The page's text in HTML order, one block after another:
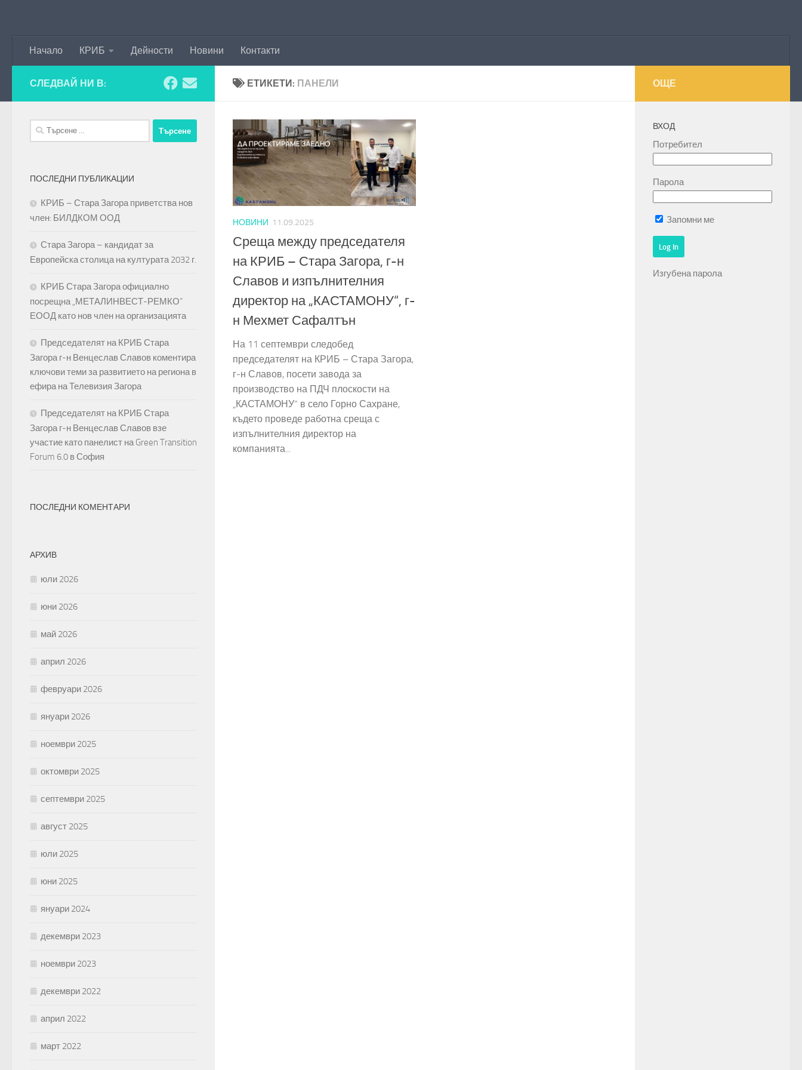
Начало КРИБ Дейности Новини Контакти
ЕТИКЕТИ: ПАНЕЛИ
НОВИНИ 11.09.2025
Среща между председателя
на КРИБ – Стара Загора, г-н
Славов и изпълнителния
директор на „КАСТАМОНУ“, г-
н Мехмет Сафалтън
На 11 септември следобед
председателят на КРИБ – Стара Загора,
г-н Славов, посети завода за
производство на ПДЧ плоскости на
„КАСТАМОНУ“ в село Горно Сахране,
където проведе работна среща с
изпълнителния директор на
компанията...
СЛЕДВАЙ НИ В:
Търсене
за:
ПОСЛЕДНИ ПУБЛИКАЦИИ
КРИБ – Стара Загора приветства нов
член: БИЛДКОМ ООД
Стара Загора – кандидат за
Европейска столица на културата 2032 г.
КРИБ Стара Загора официално
посрещна „МЕТАЛИНВЕСТ-РЕМКО“
ЕООД като нов член на организацията
Председателят на КРИБ Стара
Загора г-н Венцеслав Славов коментира
ключови теми за развитието на региона в
ефира на Телевизия Загора
Председателят на КРИБ Стара
Загора г-н Венцеслав Славов взе
участие като панелист на Green Transition
Forum 6.0 в София
ПОСЛЕДНИ КОМЕНТАРИ
АРХИВ
юли 2026
юни 2026
май 2026
април 2026
февруари 2026
януари 2026
ноември 2025
октомври 2025
септември 2025
август 2025
юли 2025
юни 2025
януари 2024
декември 2023
ноември 2023
декември 2022
април 2022
март 2022
ОЩЕ
ВХОД
Потребител
Парола
Запомни ме
Изгубена парола